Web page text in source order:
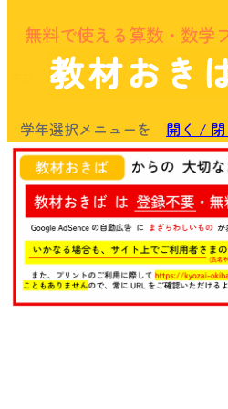
無料で使える算数・数学
教材おき
学年選択メニューを 開く / 閉